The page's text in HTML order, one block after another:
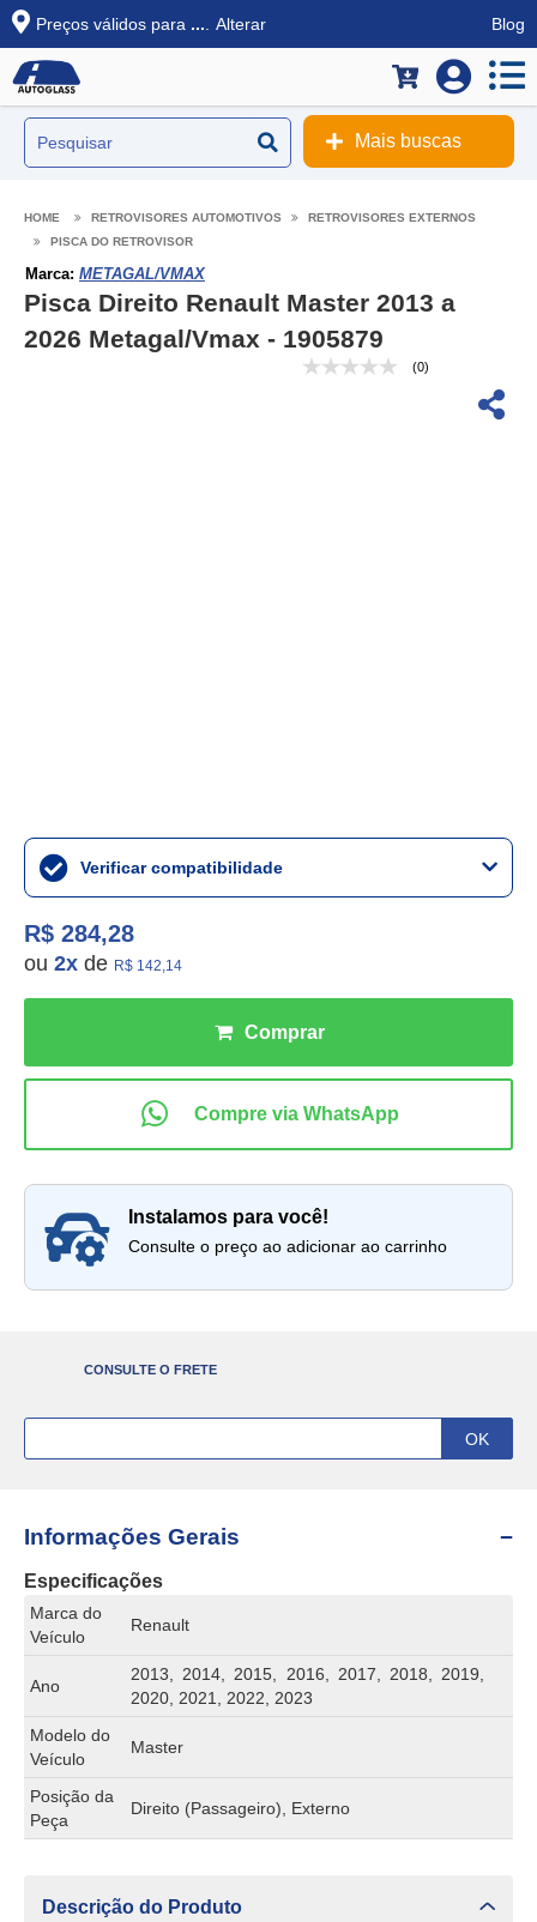
Preços válidos para ... Alterar Blog
Mais buscas
RETROVISORES AUTOMOTIVOS
RETROVISORES EXTERNOS
PISCA DO RETROVISOR
Marca: METAGAL/VMAX
Pisca Direito Renault Master 2013 a
2026 Metagal/Vmax - 1905879
(0)
Verificar compatibilidade
R$ 284,28
ou 2x de R$ 142,14
instalamos para você!
Consulte o preço ao adicionar ao carrinho
CONSULTE O FRETE
Informações Gerais
Especificações
Marca do
Veículo
Renault
Ano
2013, 2014, 2015, 2016, 2017, 2018, 2019,
2020, 2021, 2022, 2023
Modelo do
Veículo
Master
Posição da
Peça
Direito (Passageiro), Externo
Descrição do Produto